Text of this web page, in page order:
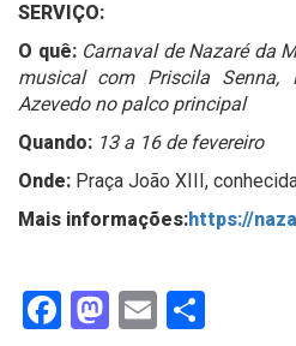
SERVIÇO:
O quê: Carnaval de Nazaré da
musical com Priscila Senna,
Azevedo no palco principal
Quando: 13 a 16 de fevereiro
Onde: Praça João XIII,
Mais informações:https://
Facebook
Mastodon
Email